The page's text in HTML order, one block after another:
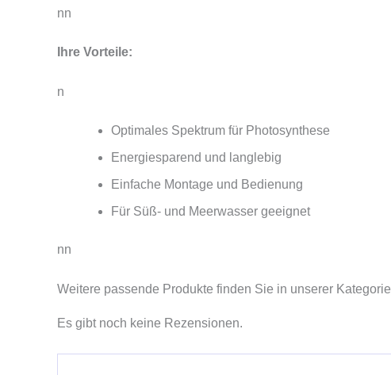
nn
Ihre Vorteile:
n
Optimales Spektrum für Photosynthese
Energiesparend und langlebig
Einfache Montage und Bedienung
Für Süß- und Meerwasser geeignet
nn
Weitere passende Produkte finden Sie in unserer Kategorie
Es gibt noch keine Rezensionen.